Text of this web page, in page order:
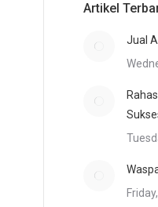
Artikel
Jual